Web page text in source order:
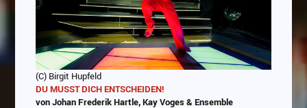
(C) Birgit Hupfeld
DU MUSST DICH ENTSCHEIDEN!
von Johan Frederik Hartle, Kay Voges & Ensemble